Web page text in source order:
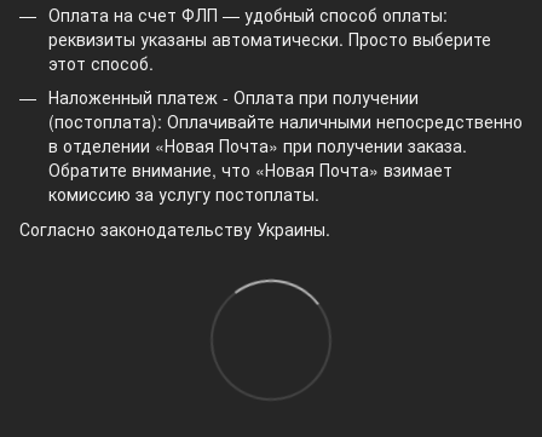
Оплата на счет ФЛП — удобный способ оплаты:
реквизиты указаны автоматически. Просто выберите
этот способ.
Наложенный платеж - Оплата при получении
(постоплата): Оплачивайте наличными непосредственно
в отделении «Новая Почта» при получении заказа.
Обратите внимание, что «Новая Почта» взимает
комиссию за услугу постоплаты.
Согласно законодательству Украины.